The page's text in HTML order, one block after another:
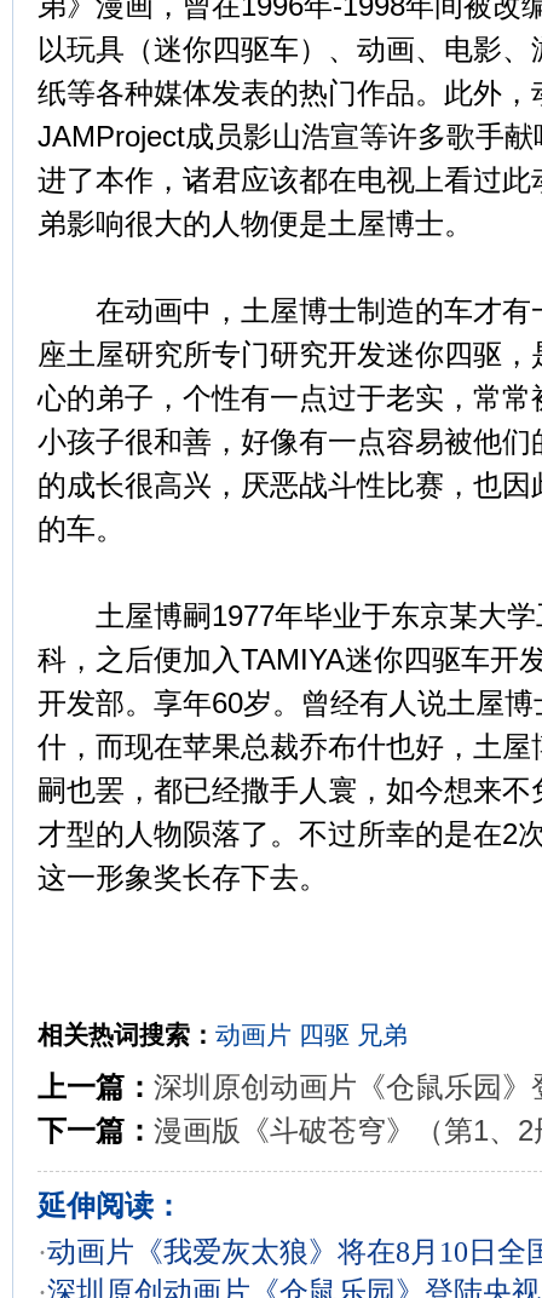
以玩具（迷你四驱车）、动画、电影
纸等各种媒体发表的热门作品。此外
JAMProject成员影山浩宣等许多歌手
进了本作，诸君应该都在电视上看过
弟影响很大的人物便是土屋博士。
在动画中，土屋博士制造的车才有
座土屋研究所专门研究开发迷你四驱
心的弟子，个性有一点过于老实，常
小孩子很和善，好像有一点容易被他
的成长很高兴，厌恶战斗性比赛，也
的车。
土屋博嗣1977年毕业于东京某大学
科，之后便加入TAMIYA迷你四驱车开
开发部。享年60岁。曾经有人说土屋
什，而现在苹果总裁乔布什也好，土
嗣也罢，都已经撒手人寰，如今想来
才型的人物陨落了。不过所幸的是在2
这一形象奖长存下去。
相关热词搜索： 动画片 四驱 兄弟
上一篇： 深圳原创动画片《仓鼠乐园
下一篇： 漫画版《斗破苍穹》（第1、
延伸阅读：
·动画片《我爱灰太狼》将在8月10日全
·深圳原创动画片《仓鼠乐园》登陆央